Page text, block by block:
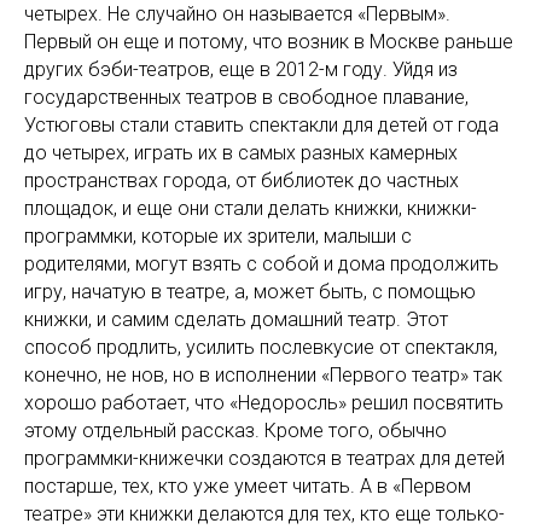
четырех. Не случайно он называется «Первым».
Первый он еще и потому, что возник в Москве раньше
других бэби-театров, еще в 2012-м году. Уйдя из
государственных театров в свободное плавание,
Устюговы стали ставить спектакли для детей от года
до четырех, играть их в самых разных камерных
пространствах города, от библиотек до частных
площадок, и еще они стали делать книжки, книжки-
программки, которые их зрители, малыши с
родителями, могут взять с собой и дома продолжить
игру, начатую в театре, а, может быть, с помощью
книжки, и самим сделать домашний театр. Этот
способ продлить, усилить послевкусие от спектакля,
конечно, не нов, но в исполнении «Первого театр» так
хорошо работает, что «Недоросль» решил посвятить
этому отдельный рассказ. Кроме того, обычно
программки-книжечки создаются в театрах для детей
постарше, тех, кто уже умеет читать. А в «Первом
театре» эти книжки делаются для тех, кто еще только-